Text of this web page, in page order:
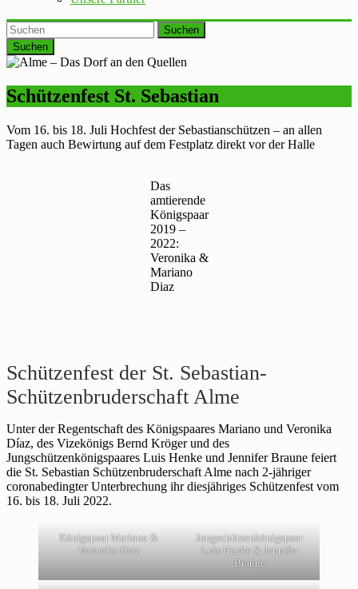
Suchen
Schützenfest St. Sebastian
Vom 16. bis 18. Juli Hochfest der Sebastianschützen – an allen
Tagen auch Bewirtung auf dem Festplatz direkt vor der Halle
Das
amtierende
Königspaar
2019 –
2022:
Veronika &
Mariano
Diaz
Schützenfest der St. Sebastian-
Schützenbruderschaft Alme
Unter der Regentschaft des Königspaares Mariano und Veronika
Díaz, des Vizekönigs Bernd Kröger und des
Jungschützenkönigspaares Luis Henke und Jennifer Braune feiert
die St. Sebastian Schützenbruderschaft Alme nach 2-jähriger
coronabedingter Unterbrechung ihr diesjähriges Schützenfest vom
16. bis 18. Juli 2022.
Königspaar Mariano &
Veronika Diaz
Jungschützenkönigspaar
Luis Henke & Jennifer
Braune